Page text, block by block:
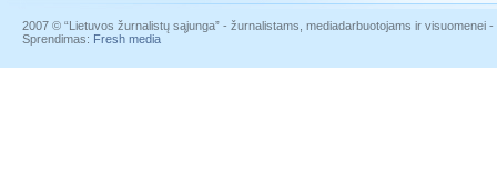
2007 © “Lietuvos žurnalistų sąjunga” - žurnalistams, mediadarbuotojams ir visuomenei
Sprendimas: Fresh media